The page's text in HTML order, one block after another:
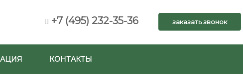
+7 (495) 232-35-36 заказать звонок
КОНТАКТЫ